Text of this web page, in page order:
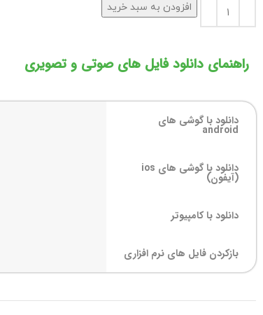
افزودن به سبد خرید
راهنمای دانلود فایل های صوتی و تصویری
دانلود با گوشی های
android
دانلود با گوشی های ios
(آیفون)
دانلود با کامپیوتر
بازکردن فایل های نرم افزاری